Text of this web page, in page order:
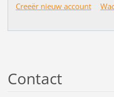
Creeër nieuw account
Contact